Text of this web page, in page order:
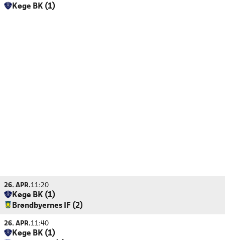
Køge BK (1)
26. APR.11:20
Køge BK (1)
Brøndbyernes IF (2)
26. APR.11:40
Køge BK (1)